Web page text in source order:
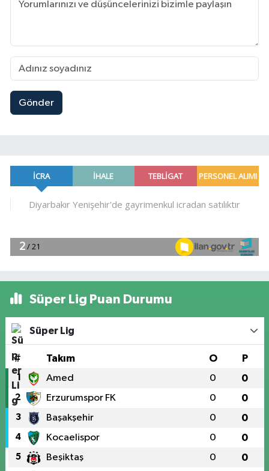
Gönder
Süper Lig Puan Durumu
Süper Lig
# Takım O P
1 Amed 0 0
2 Erzurumspor FK 0 0
3 Başakşehir 0 0
4 Kocaelispor 0 0
5 Beşiktaş 0 0